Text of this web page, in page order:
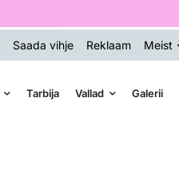
Saada vihje Reklaam Meist
Tarbija Vallad Galerii